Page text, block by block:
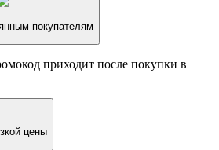
покупателям
приходит после покупки в
цены